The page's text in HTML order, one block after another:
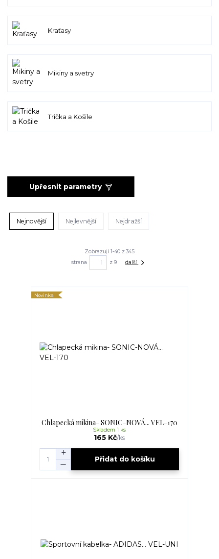
Kraťasy
Mikiny a svetry
Trička a Košile
Upřesnit parametry
Nejnovější Nejlevnější Nejdražší
Zobrazuji 1-40 z 345
strana
z 9 další
Novinka
Chlapecká mikina- SONIC-NOVÁ... VEL-170
165 Kč/ks
Skladem 1 ks
Přidat do košíku